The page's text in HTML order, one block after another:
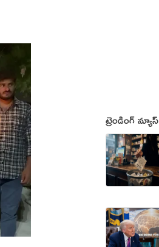
ట్రెండింగ్ న్యూస్